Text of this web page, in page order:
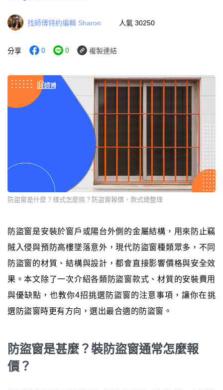
找師傅特約編輯 Sharon 人氣 30250
分享 0 0 複製連結
防盜窗是什麼？樣式怎麼挑？防盜窗報價、款式總整理
防盜窗是安裝於窗戶或陽台外側的金屬結構，用來防止竊
賊入侵與預防高樓墜落意外，現代防盜窗種類眾多，不同
防盜窗的材質、結構與設計，都會直接影響價格與安全效
果。本文除了一次介紹各類防盜窗款式、材質的安裝費用
與優缺點，也教你4招挑選防盜窗的注意事項，讓你在挑
選防盜窗時更有方向，選出最合適的防盜窗。
防盜窗是甚麼？裝防盜窗通常怎麼報
價？